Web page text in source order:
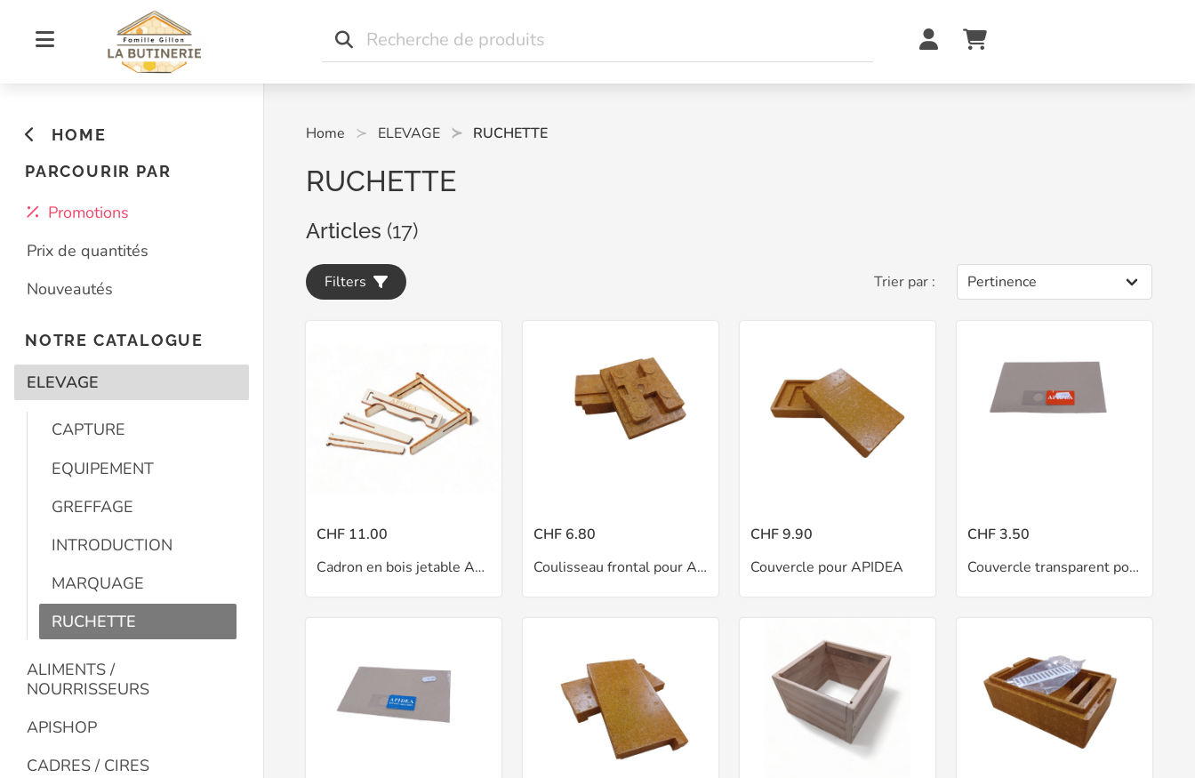
HOME
PARCOURIR PAR
Promotions
Prix de quantités
Nouveautés
NOTRE CATALOGUE
ELEVAGE
CAPTURE
EQUIPEMENT
GREFFAGE
INTRODUCTION
MARQUAGE
RUCHETTE
ALIMENTS /
NOURRISSEURS
APISHOP
CADRES / CIRES
Home ELEVAGE RUCHETTE
RUCHETTE
Articles (17)
Filters Trier par :
CHF 11.00
Cadron en bois jetable APIDEA
CHF 6.80
Coulisseau frontal pour APIDEA
CHF 9.90
Couvercle pour APIDEA
CHF 3.50
Couvercle transparent pour APIDEA